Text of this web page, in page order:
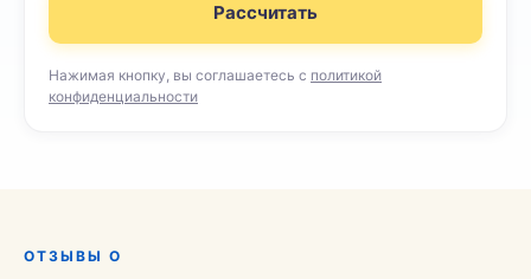
Рассчитать
Нажимая кнопку, вы соглашаетесь с политикой
конфиденциальности
ОТЗЫВЫ О